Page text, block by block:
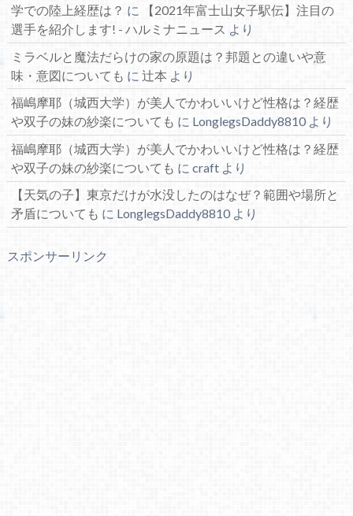
学での陸上経歴は？ に
【2021年富士山女子駅伝】注目の
選手を紹介します! - ハルミナニュース より
ミラベルと魔法だらけの家の原題は？邦題との違いや意
味・意図についても に 辻本 より
福嶋摩耶（城西大学）が美人でかわいいけど性格は？経歴
や双子の妹の紗楽についても に LonglegsDaddy8810より
福嶋摩耶（城西大学）が美人でかわいいけど性格は？経歴
や双子の妹の紗楽についても に craftより
【天気の子】東京だけが水没したのはなぜ？範囲や場所と
矛盾についても に LonglegsDaddy8810より
スポンサーリンク